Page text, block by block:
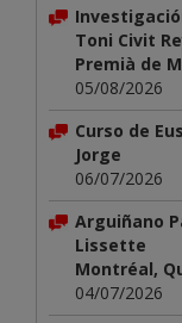
Toni Civit
Premià de
05/08/2026
Curso de
Jorge
06/07/2026
Arguiñano
Lissette
Montréal,
04/07/2026